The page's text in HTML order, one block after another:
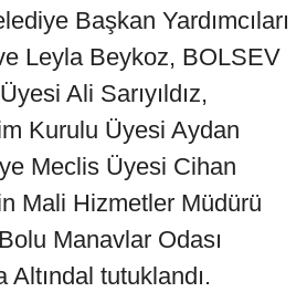
Başkan Yardımcıları
Leyla Beykoz, BOLSEV
Ali Sarıyıldız,
Kurulu Üyesi Aydan
Meclis Üyesi Cihan
Mali Hizmetler Müdürü
Manavlar Odası
Altındal tutuklandı.